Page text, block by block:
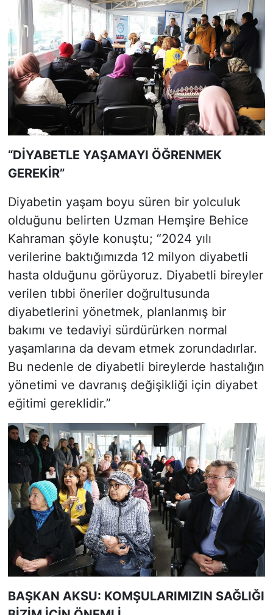
“DİYABETLE YAŞAMAYI ÖĞRENMEK
GEREKİR”
Diyabetin yaşam boyu süren bir yolculuk
olduğunu belirten Uzman Hemşire Behice
Kahraman şöyle konuştu; “2024 yılı
verilerine baktığımızda 12 milyon diyabetli
hasta olduğunu görüyoruz. Diyabetli bireyler
verilen tıbbi öneriler doğrultusunda
diyabetlerini yönetmek, planlanmış bir
bakımı ve tedaviyi sürdürürken normal
yaşamlarına da devam etmek zorundadırlar.
Bu nedenle de diyabetli bireylerde hastalığın
yönetimi ve davranış değişikliği için diyabet
eğitimi gereklidir.”
BAŞKAN AKSU: KOMŞULARIMIZIN SAĞLIĞI